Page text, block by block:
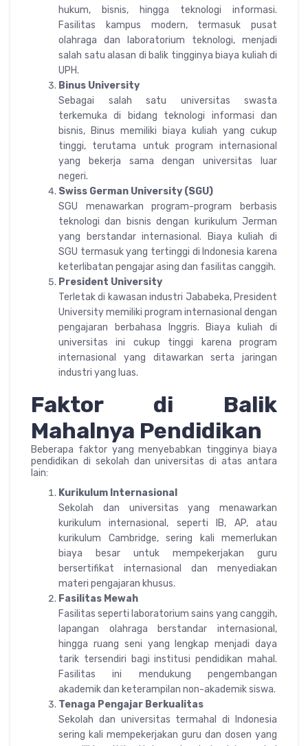
hukum, bisnis, hingga teknologi informasi.
Fasilitas kampus modern, termasuk pusat
olahraga dan laboratorium teknologi, menjadi
salah satu alasan di balik tingginya biaya kuliah di
UPH.
Binus University
Sebagai salah satu universitas swasta
terkemuka di bidang teknologi informasi dan
bisnis, Binus memiliki biaya kuliah yang cukup
tinggi, terutama untuk program internasional
yang bekerja sama dengan universitas luar
negeri.
Swiss German University (SGU)
SGU menawarkan program-program berbasis
teknologi dan bisnis dengan kurikulum Jerman
yang berstandar internasional. Biaya kuliah di
SGU termasuk yang tertinggi di Indonesia karena
keterlibatan pengajar asing dan fasilitas canggih.
President University
Terletak di kawasan industri Jababeka, President
University memiliki program internasional dengan
pengajaran berbahasa Inggris. Biaya kuliah di
universitas ini cukup tinggi karena program
internasional yang ditawarkan serta jaringan
industri yang luas.
Faktor di Balik
Mahalnya Pendidikan
Beberapa faktor yang menyebabkan tingginya biaya
pendidikan di sekolah dan universitas di atas antara
lain:
Kurikulum Internasional
Sekolah dan universitas yang menawarkan
kurikulum internasional, seperti IB, AP, atau
kurikulum Cambridge, sering kali memerlukan
biaya besar untuk mempekerjakan guru
bersertifikat internasional dan menyediakan
materi pengajaran khusus.
Fasilitas Mewah
Fasilitas seperti laboratorium sains yang canggih,
lapangan olahraga berstandar internasional,
hingga ruang seni yang lengkap menjadi daya
tarik tersendiri bagi institusi pendidikan mahal.
Fasilitas ini mendukung pengembangan
akademik dan keterampilan non-akademik siswa.
Tenaga Pengajar Berkualitas
Sekolah dan universitas termahal di Indonesia
sering kali mempekerjakan guru dan dosen yang